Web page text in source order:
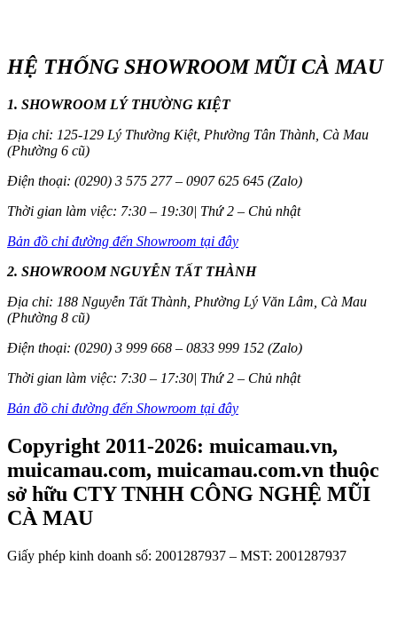
HỆ THỐNG SHOWROOM MŨI CÀ MAU
1. SHOWROOM LÝ THƯỜNG KIỆT
Địa chỉ: 125-129 Lý Thường Kiệt, Phường Tân Thành, Cà Mau
(Phường 6 cũ)
Điện thoại: (0290) 3 575 277 – 0907 625 645 (Zalo)
Thời gian làm việc: 7:30 – 19:30| Thứ 2 – Chủ nhật
Bản đồ chỉ đường đến Showroom tại đây
2. SHOWROOM NGUYỄN TẤT THÀNH
Địa chỉ: 188 Nguyễn Tất Thành, Phường Lý Văn Lâm, Cà Mau
(Phường 8 cũ)
Điện thoại: (0290) 3 999 668 – 0833 999 152 (Zalo)
Thời gian làm việc: 7:30 – 17:30| Thứ 2 – Chủ nhật
Bản đồ chỉ đường đến Showroom tại đây
Copyright 2011-2026: muicamau.vn,
muicamau.com, muicamau.com.vn thuộc
sở hữu CTY TNHH CÔNG NGHỆ MŨI
CÀ MAU
Giấy phép kinh doanh số: 2001287937 – MST: 2001287937